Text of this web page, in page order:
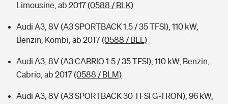
Limousine, ab 2017(0588 / BLK)
Audi A3, 8V (A3 SPORTBACK 1.5 / 35 TFSI), 110 kW,
Benzin, Kombi, ab 2017(0588 / BLL)
Audi A3, 8V (A3 CABRIO 1.5 / 35 TFSI), 110 kW, Benzin,
Cabrio, ab 2017(0588 / BLM)
Audi A3, 8V (A3 SPORTBACK 30 TFSI G-TRON), 96 kW,